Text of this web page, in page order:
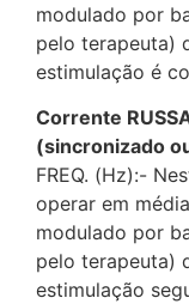
modulado por
pelo terapeuta)
estimulação é
Corrente
(sincronizado
FREQ. (Hz):-
operar em
modulado por
pelo terapeuta)
estimulação